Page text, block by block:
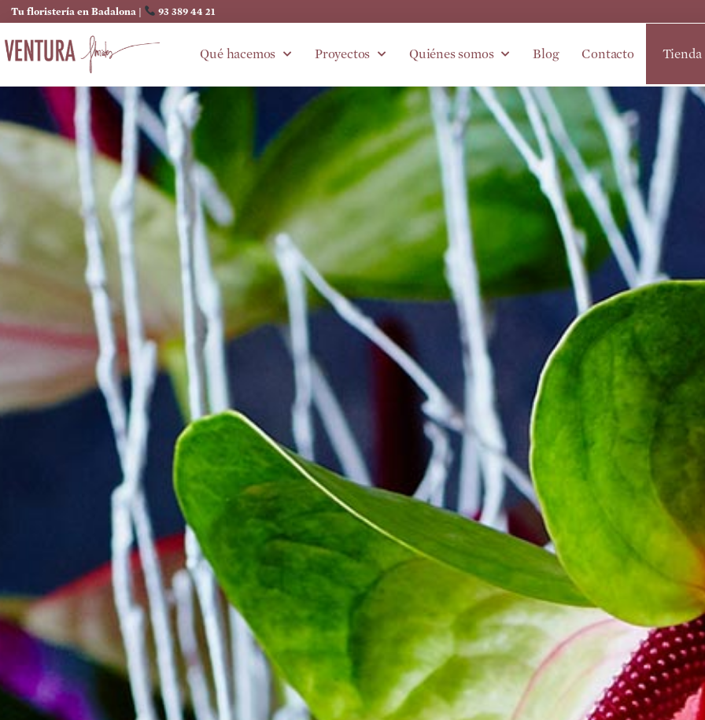
Tu floristería en Badalona | 93 389 44 21
Qué hacemos Proyectos Quiénes somos Blog Contacto Tienda